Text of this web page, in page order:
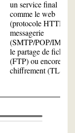
un service final
comme le web
(protocole HTTP), la
messagerie
(SMTP/POP/
le partage de fichiers
(FTP) ou encore le
chiffrement (TLS).